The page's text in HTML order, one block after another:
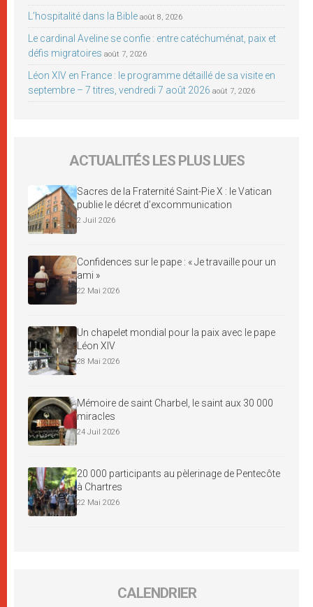
L’hospitalité dans la Bible août 8, 2026
Le cardinal Aveline se confie : entre catéchuménat, paix et
défis migratoires août 7, 2026
Léon XIV en France : le programme détaillé de sa visite en
septembre – 7 titres, vendredi 7 août 2026 août 7, 2026
ACTUALITÉS LES PLUS LUES
Sacres de la Fraternité Saint-Pie X : le Vatican
publie le décret d’excommunication
2 Juil 2026
Confidences sur le pape : « Je travaille pour un
ami »
22 Mai 2026
Un chapelet mondial pour la paix avec le pape
Léon XIV
28 Mai 2026
Mémoire de saint Charbel, le saint aux 30 000
miracles
24 Juil 2026
20 000 participants au pèlerinage de Pentecôte
à Chartres
22 Mai 2026
CALENDRIER